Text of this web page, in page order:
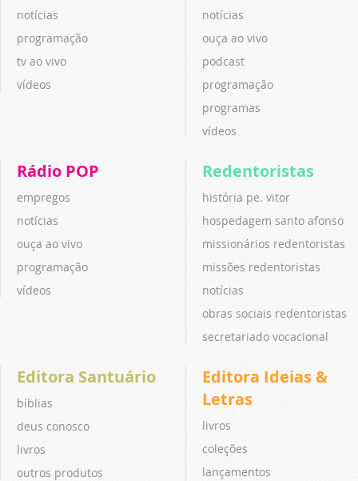
notícias
programação
tv ao vivo
vídeos
notícias
ouça ao vivo
podcast
programação
programas
vídeos
Rádio POP
empregos
notícias
ouça ao vivo
programação
vídeos
Redentoristas
história pe. vitor
hospedagem santo afonso
missionários redentoristas
missões redentoristas
notícias
obras sociais redentoristas
secretariado vocacional
Editora Santuário
bíblias
deus conosco
livros
outros produtos
Editora Ideias &
Letras
livros
coleções
lançamentos